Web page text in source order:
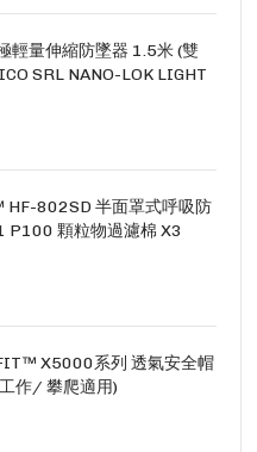
輕量伸縮防墜器 1.5米 (雙
SRL NANO-LOK LIGHT
802SD 半面罩式呼吸防
P100 顆粒物過濾棉 X3
HF-802SD HF-800SD 系列
X5000系列 透氣安全帽
作/ 攀爬適用)